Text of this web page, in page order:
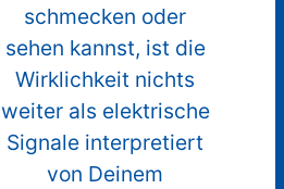
schmecken oder
sehen kannst, ist die
Wirklichkeit nichts
weiter als elektrische
Signale interpretiert
von Deinem